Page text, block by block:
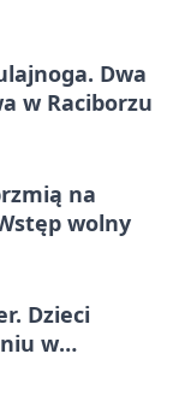
Dwa
w Raciborzu
na
wolny
Dzieci
w